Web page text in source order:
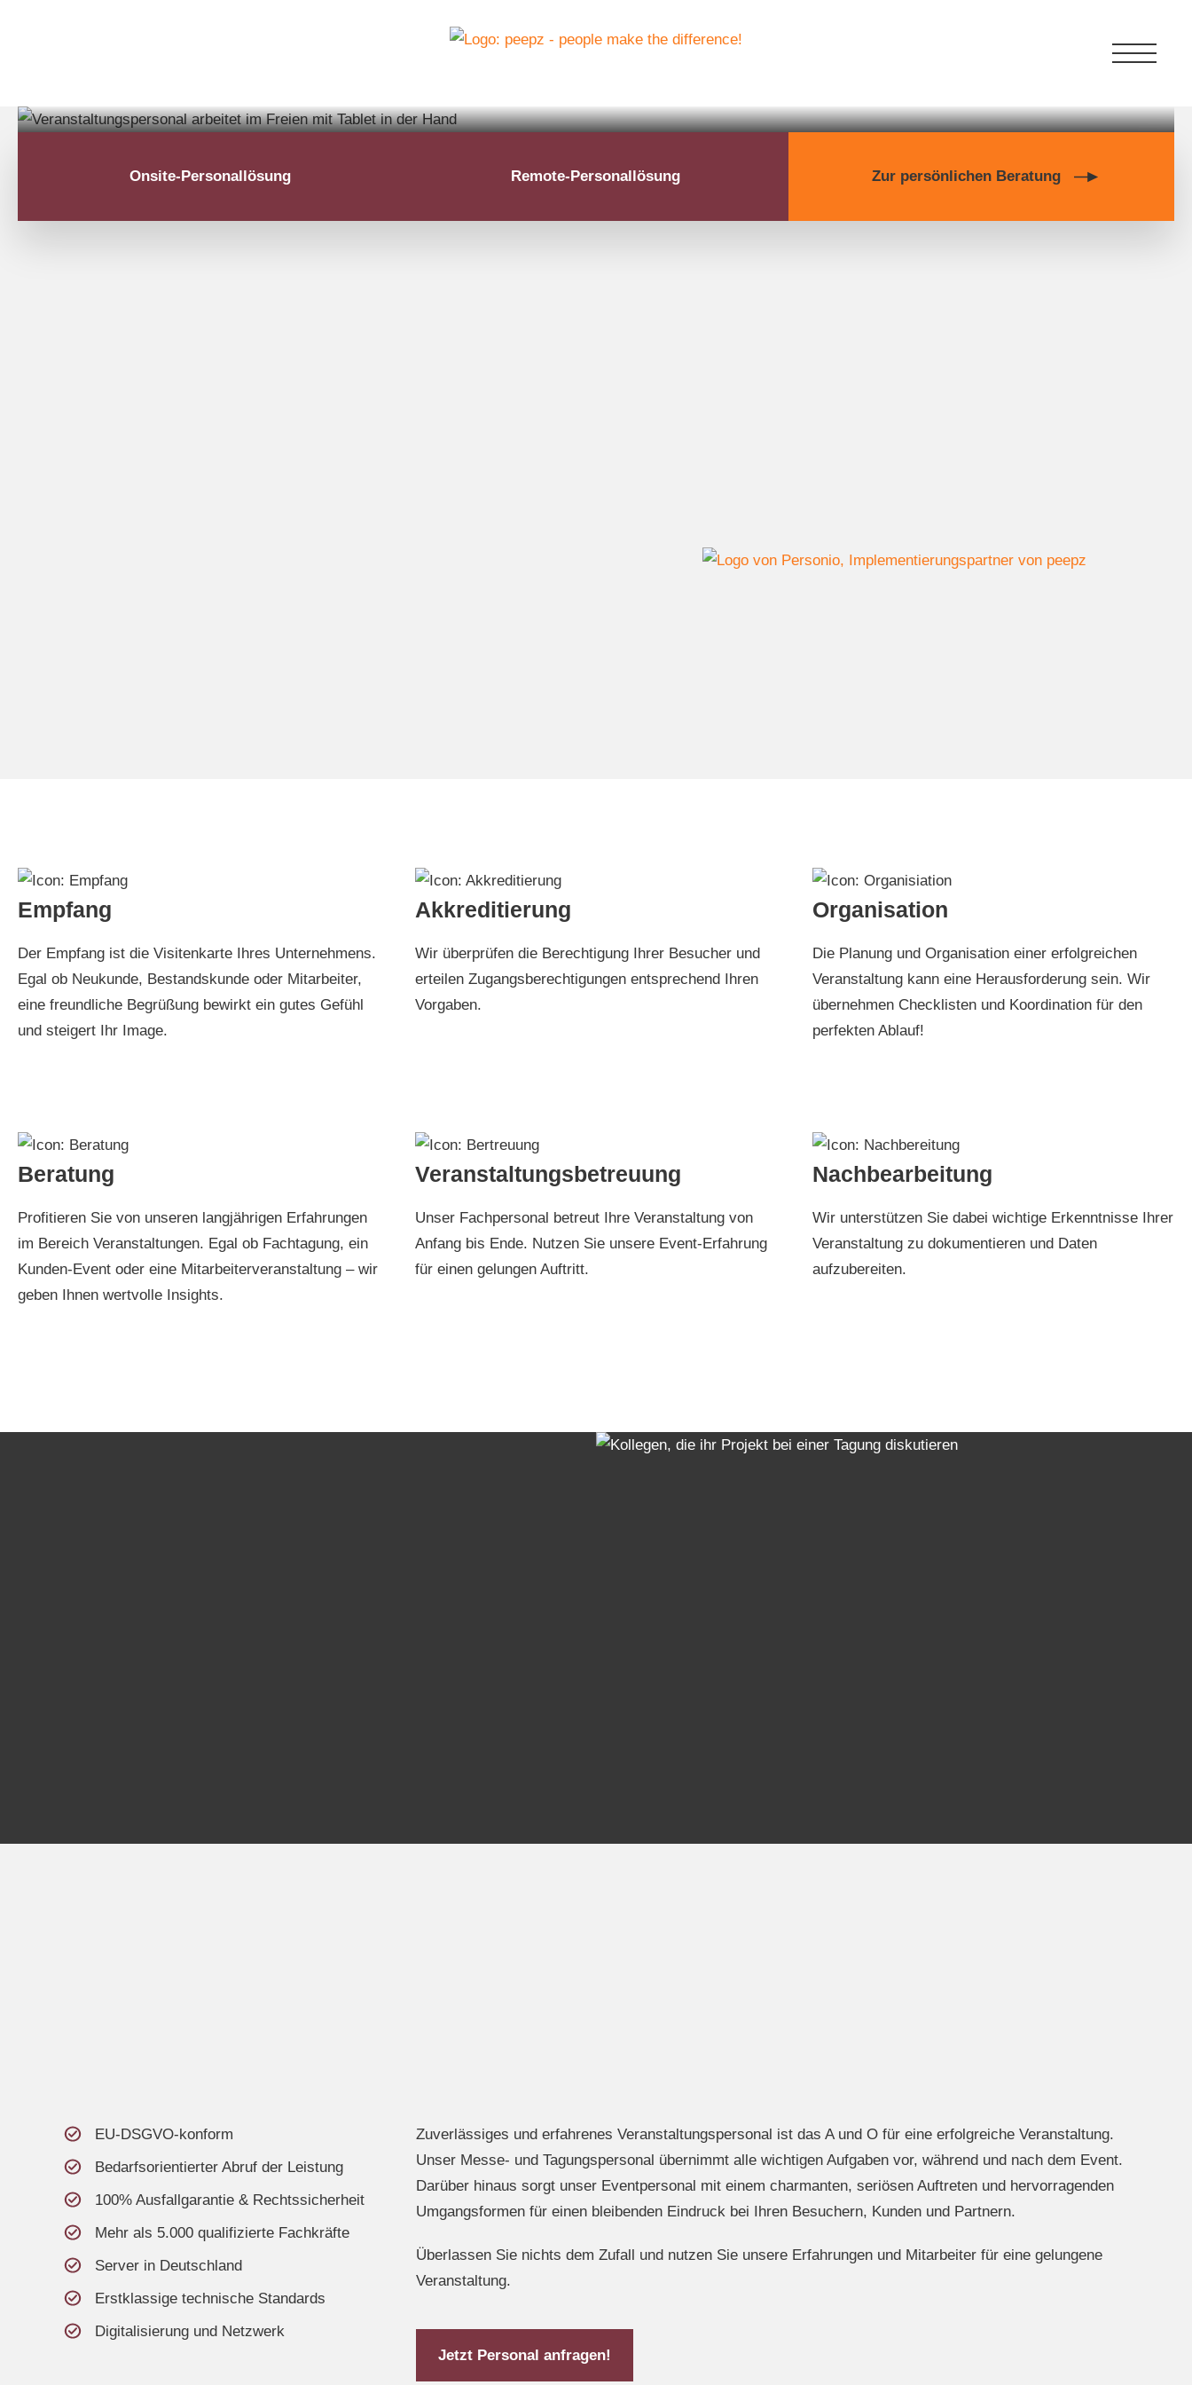
Onsite-Personallösung Remote-Personallösung Zur persönlichen Beratung
Empfang
Der Empfang ist die Visitenkarte Ihres Unternehmens.
Egal ob Neukunde, Bestandskunde oder Mitarbeiter,
eine freundliche Begrüßung bewirkt ein gutes Gefühl
und steigert Ihr Image.
Akkreditierung
Wir überprüfen die Berechtigung Ihrer Besucher und
erteilen Zugangsberechtigungen entsprechend Ihren
Vorgaben.
Organisation
Die Planung und Organisation einer erfolgreichen
Veranstaltung kann eine Herausforderung sein. Wir
übernehmen Checklisten und Koordination für den
perfekten Ablauf!
Beratung
Profitieren Sie von unseren langjährigen Erfahrungen
im Bereich Veranstaltungen. Egal ob Fachtagung, ein
Kunden-Event oder eine Mitarbeiterveranstaltung – wir
geben Ihnen wertvolle Insights.
Veranstaltungsbetreuung
Unser Fachpersonal betreut Ihre Veranstaltung von
Anfang bis Ende. Nutzen Sie unsere Event-Erfahrung
für einen gelungen Auftritt.
Nachbearbeitung
Wir unterstützen Sie dabei wichtige Erkenntnisse Ihrer
Veranstaltung zu dokumentieren und Daten
aufzubereiten.
EU-DSGVO-konform
Bedarfsorientierter Abruf der Leistung
100% Ausfallgarantie & Rechtssicherheit
Mehr als 5.000 qualifizierte Fachkräfte
Server in Deutschland
Erstklassige technische Standards
Digitalisierung und Netzwerk
Zuverlässiges und erfahrenes Veranstaltungspersonal ist das A und O für eine erfolgreiche Veranstaltung.
Unser Messe- und Tagungspersonal übernimmt alle wichtigen Aufgaben vor, während und nach dem Event.
Darüber hinaus sorgt unser Eventpersonal mit einem charmanten, seriösen Auftreten und hervorragenden
Umgangsformen für einen bleibenden Eindruck bei Ihren Besuchern, Kunden und Partnern.
Überlassen Sie nichts dem Zufall und nutzen Sie unsere Erfahrungen und Mitarbeiter für eine gelungene
Veranstaltung.
Jetzt Personal anfragen!